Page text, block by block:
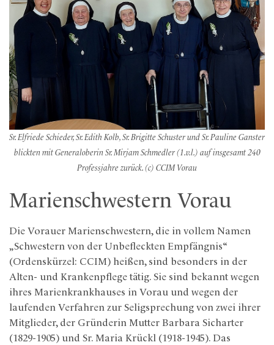
Sr. Elfriede Schieder, Sr. Edith Kolb, Sr. Brigitte Schuster und Sr. Pauline Ganster
blickten mit Generaloberin Sr. Mirjam Schmedler (1.v.l.) auf insgesamt 240
Professjahre zurück. (c) CCIM Vorau
Marienschwestern Vorau
Die Vorauer Marienschwestern, die in vollem Namen
„Schwestern von der Unbefleckten Empfängnis“
(Ordenskürzel: CCIM) heißen, sind besonders in der
Alten- und Krankenpflege tätig. Sie sind bekannt wegen
ihres Marienkrankhauses in Vorau und wegen der
laufenden Verfahren zur Seligsprechung von zwei ihrer
Mitglieder, der Gründerin Mutter Barbara Sicharter
(1829-1905) und Sr. Maria Krückl (1918-1945). Das